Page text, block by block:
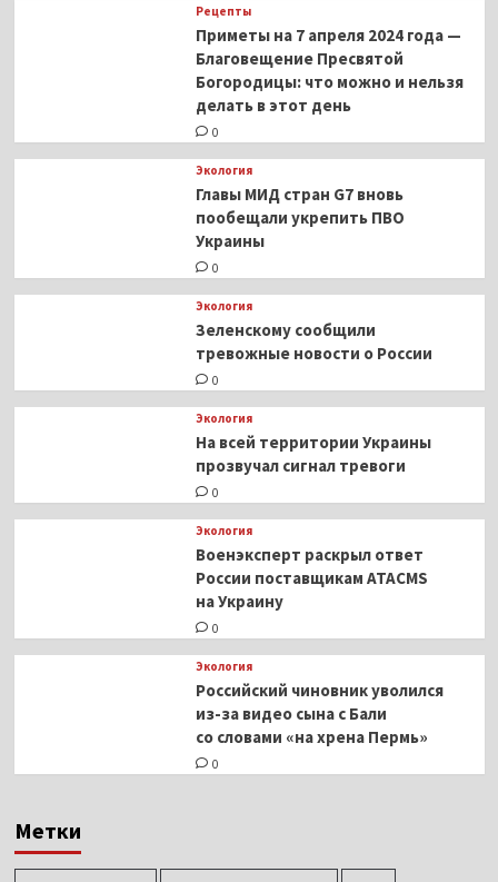
Рецепты
Приметы на 7 апреля 2024 года —
Благовещение Пресвятой
Богородицы: что можно и нельзя
делать в этот день
0
Экология
Главы МИД стран G7 вновь
пообещали укрепить ПВО
Украины
0
Экология
Зеленскому сообщили
тревожные новости о России
0
Экология
На всей территории Украины
прозвучал сигнал тревоги
0
Экология
Военэксперт раскрыл ответ
России поставщикам ATACMS
на Украину
0
Экология
Российский чиновник уволился
из-за видео сына с Бали
со словами «на хрена Пермь»
0
Метки